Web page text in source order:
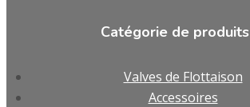
Catégorie de produits
Valves de Flottaison
Accessoires